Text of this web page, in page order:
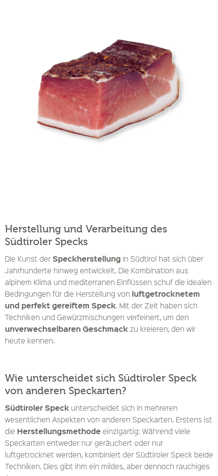
Herstellung und Verarbeitung des
Südtiroler Specks
Die Kunst der Speckherstellung in Südtirol hat sich über
Jahrhunderte hinweg entwickelt. Die Kombination aus
alpinem Klima und mediterranen Einflüssen schuf die idealen
Bedingungen für die Herstellung von luftgetrocknetem
und perfekt gereiftem Speck. Mit der Zeit haben sich
Techniken und Gewürzmischungen verfeinert, um den
unverwechselbaren Geschmack zu kreieren, den wir
heute kennen.
Wie unterscheidet sich Südtiroler Speck
von anderen Speckarten?
Südtiroler Speck unterscheidet sich in mehreren
wesentlichen Aspekten von anderen Speckarten. Erstens ist
die Herstellungsmethode einzigartig: Während viele
Speckarten entweder nur geräuchert oder nur
luftgetrocknet werden, kombiniert der Südtiroler Speck beide
Techniken. Dies gibt ihm ein mildes, aber dennoch rauchiges